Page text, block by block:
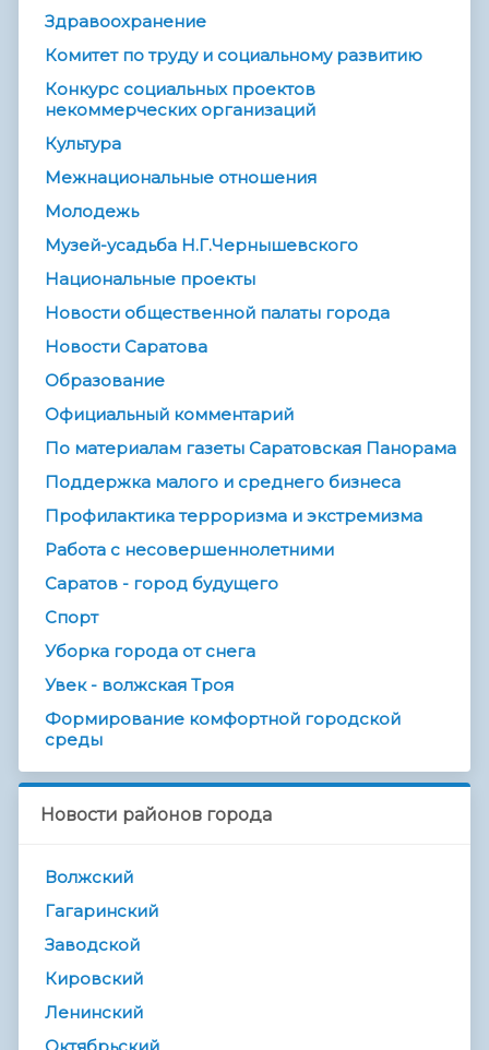
Здравоохранение
Комитет по труду и социальному развитию
Конкурс социальных проектов
некоммерческих организаций
Культура
Межнациональные отношения
Молодежь
Музей-усадьба Н.Г.Чернышевского
Национальные проекты
Новости общественной палаты города
Новости Саратова
Образование
Официальный комментарий
По материалам газеты Саратовская Панорама
Поддержка малого и среднего бизнеса
Профилактика терроризма и экстремизма
Работа с несовершеннолетними
Саратов - город будущего
Спорт
Уборка города от снега
Увек - волжская Троя
Формирование комфортной городской
среды
Новости районов города
Волжский
Гагаринский
Заводской
Кировский
Ленинский